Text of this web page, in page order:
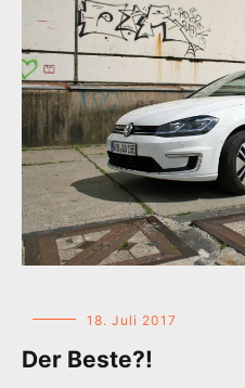
18. Juli 2017
Der Beste?!